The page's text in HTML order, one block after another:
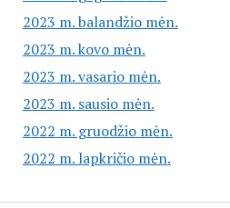
2023 m. balandžio mėn.
2023 m. kovo mėn.
2023 m. vasario mėn.
2023 m. sausio mėn.
2022 m. gruodžio mėn.
2022 m. lapkričio mėn.